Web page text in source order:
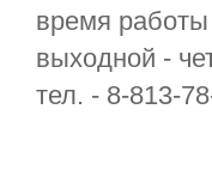
время работы
выходной -
тел. - 8-813-